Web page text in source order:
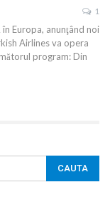
1
Europa, anunţând noi
Airlines va opera
program: Din